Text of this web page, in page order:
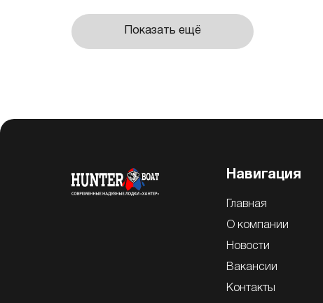
Показать ещё
Навигация
Главная
О компании
Новости
Вакансии
Контакты